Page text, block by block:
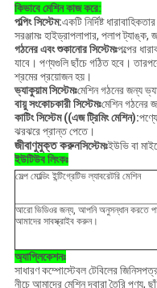
কিভাবে মেশিন কাজ করে:
পল্পিং সিস্টেম:একটি নির্দিষ্ট
সরঞ্জামঃ হাইড্রাপলাপার, পলাপ
গঠনের এবং শুকানোর সিস্টেমঃপল্পের
যাবে। পণ্যগুলি ছাঁচে গঠিত হবে।
শ্রমের প্রয়োজন হয়।
ভ্যাকুয়াম সিস্টেমঃমেশিন গঠনের জন্য
বায়ু সংকোচকারী সিস্টেমঃমেশিন গঠনের
কাটিং সিস্টেম ((এজ ট্রিমিং মেশিন):
ঝরঝরে প্রান্ত পেতে।
জীবাণুমুক্ত করুনসিস্টেমঃইউভি বা
ইউটিউব লিংকঃ
সেল্প মোল্ডিং ইন্টিগ্রেটিভ ল্যাবরেটরি মেশিন
আরো ভিডিওর জন্য, আপনি অনুসন্ধান করতে
আমাদের সাবস্ক্রাইব করুন।
অ্যাপ্লিকেশনঃ
সাধারণ কম্পোস্টেবল টেবিলের
নীচে আমাদের মেশিন দ্বারা তৈরি পণ্য,